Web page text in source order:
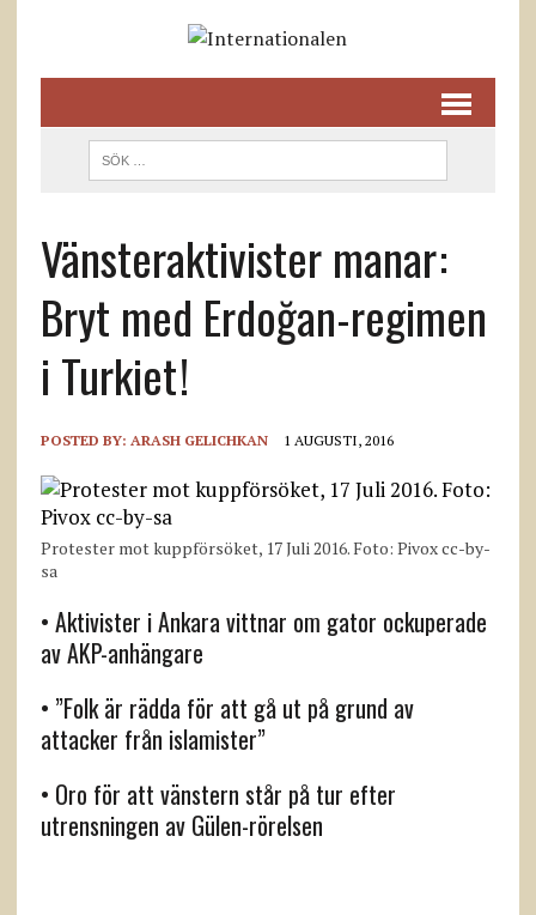
Vänsteraktivister manar :
Bryt med Erdoğan-regimen
i Turkiet !
POSTED BY: ARASH GELICHKAN 1 AUGUSTI, 2016
Protester mot kuppförsöket, 17 Juli 2016. Foto: Pivox cc-by-
sa
• Aktivister i Ankara vittnar om gator ockuperade
av AKP-anhängare
• ”Folk är rädda för att gå ut på grund av
attacker från islamister”
• Oro för att vänstern står på tur efter
utrensningen av Gülen-rörelsen